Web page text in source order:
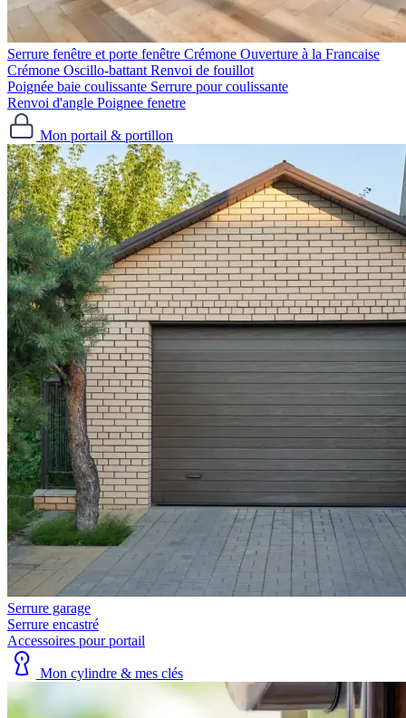
Serrure fenêtre et porte fenêtre
Crémone Ouverture à la Francaise
Crémone Oscillo-battant Renvoi de fouillot
Poignée baie coulissante Serrure pour coulissante
Renvoi d'angle Poignee fenetre
Mon portail & portillon
Serrure garage
Serrure encastré
Accessoires pour portail
Mon cylindre & mes clés